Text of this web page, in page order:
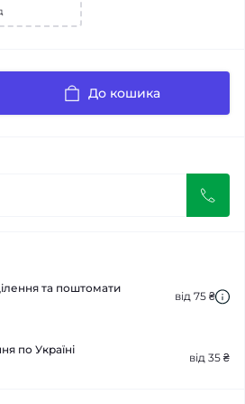
До кошика
та поштомати
від 75 ₴
по Україні
від 35 ₴